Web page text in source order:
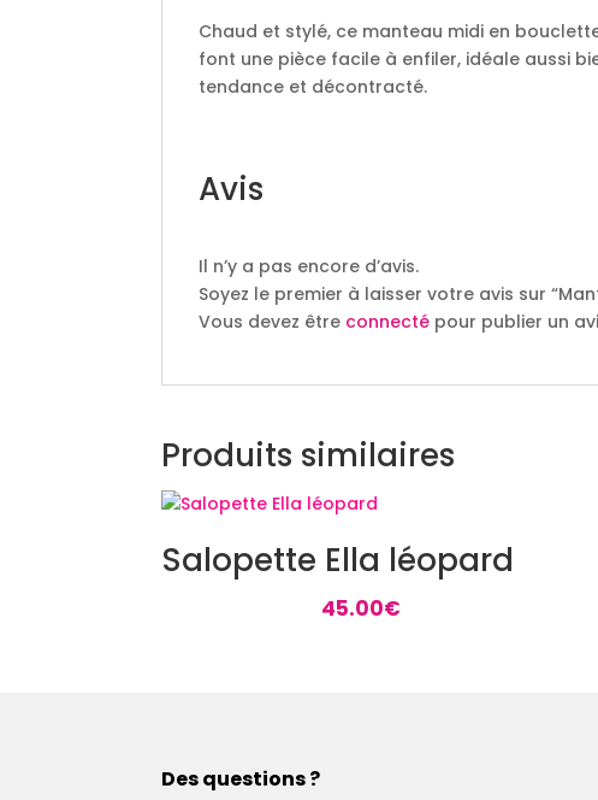
Chaud et stylé, ce manteau midi en
font une pièce facile à enfiler, idéale aussi
tendance et décontracté.
Avis
Il n’y a pas encore d’avis.
Soyez le premier à laisser votre avis sur
Vous devez être connecté pour publier un
Produits similaires
Salopette Ella léopard
45.00€
Des questions ?